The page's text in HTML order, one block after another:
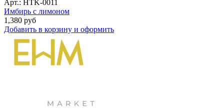
Арт.: HTK-0011
Имбирь с лимоном
1,380 руб
Добавить в корзину и оформить